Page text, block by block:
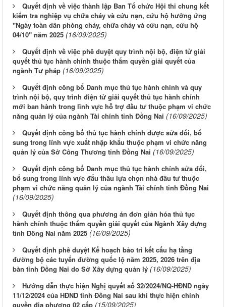
Quyết định về việc thành lập Ban Tổ chức Hội thi chung kết
kiểm tra nghiệp vụ chữa cháy và cứu nạn, cứu hộ hưởng ứng
"Ngày toàn dân phòng cháy, chữa cháy và cứu nạn, cứu hộ
04/10" năm 2025 (16/09/2025)
Quyết định về việc phê duyệt quy trình nội bộ, điện tử giải
quyết thủ tục hành chính thuộc thẩm quyền giải quyết của
ngành Tư pháp (16/09/2025)
Quyết định công bố Danh mục thủ tục hành chính và quy
trình nội bộ, quy trình điện tử giải quyết thủ tục hành chính
mới ban hành trong lĩnh vực hỗ trợ đầu tư thuộc phạm vi chức
năng quản lý của ngành Tài chính tỉnh Đồng Nai (16/09/2025)
Quyết định công bố thủ tục hành chính được sửa đổi, bổ
sung trong lĩnh vực xuất nhập khẩu thuộc phạm vi chức năng
quản lý của Sở Công Thương tỉnh Đồng Nai (16/09/2025)
Quyết định công bố Danh mục thủ tục hành chính sửa đổi,
bổ sung trong lĩnh vực đấu thầu lựa chọn nhà đầu tư thuộc
phạm vi chức năng quản lý của ngành Tài chính tỉnh Đồng Nai
(16/09/2025)
Quyết định thông qua phương án đơn giản hóa thủ tục
hành chính thuộc thẩm quyền giải quyết của Ngành Xây dựng
tỉnh Đồng Nai năm 2025 (16/09/2025)
Quyết định phê duyệt Kế hoạch bảo trì kết cấu hạ tầng
đường bộ các tuyến đường quốc lộ năm 2025, 2026 trên địa
bàn tỉnh Đồng Nai do Sở Xây dựng quản lý (16/09/2025)
Hướng dẫn thực hiện Nghị quyết số 32/2024/NQ-HĐND ngày
11/12/2024 của HĐND tỉnh Đồng Nai sau khi thực hiện chính
quyền địa phương 02 cấp (15/09/2025)